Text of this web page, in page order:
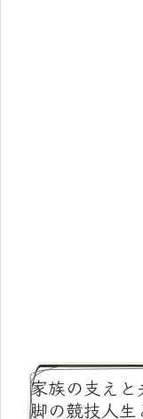
家族の支え
脚の競技人生